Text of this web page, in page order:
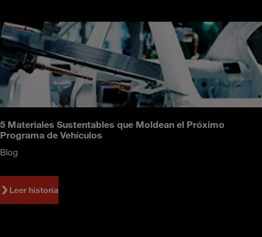
5 Materiales Sustentables que Moldean el Próximo
Programa de Vehículos
Blog
Leer historia